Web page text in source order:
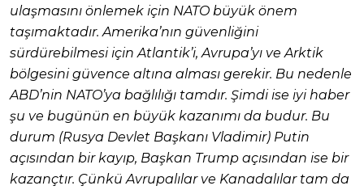
ulaşmasını önlemek için NATO büyük önem
taşımaktadır. Amerika’nın güvenliğini
sürdürebilmesi için Atlantik’i, Avrupa’yı ve Arktik
bölgesini güvence altına alması gerekir. Bu nedenle
ABD’nin NATO’ya bağlılığı tamdır. Şimdi ise iyi haber
şu ve bugünün en büyük kazanımı da budur. Bu
durum (Rusya Devlet Başkanı Vladimir) Putin
açısından bir kayıp, Başkan Trump açısından ise bir
kazançtır. Çünkü Avrupalılar ve Kanadalılar tam da